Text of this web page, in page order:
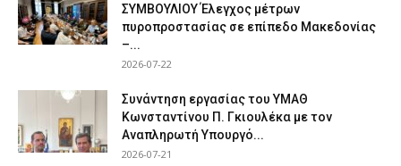
ΣΥΜΒΟΥΛΙΟΥ Έλεγχος μέτρων
πυροπροστασίας σε επίπεδο Μακεδονίας
–...
2026-07-22
Συνάντηση εργασίας του ΥΜΑΘ
Κωνσταντίνου Π. Γκιουλέκα με τον
Αναπληρωτή Υπουργό...
2026-07-21